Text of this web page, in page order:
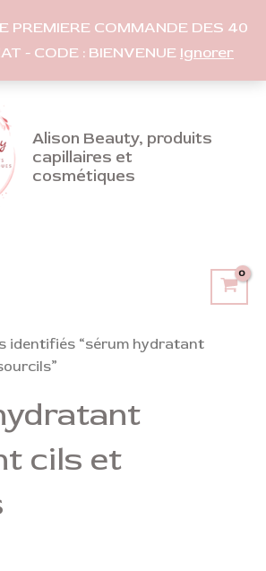
PREMIERE COMMANDE DES 40
- CODE : BIENVENUE Ignorer
Alison Beauty, produits
capillaires et
cosmétiques
identifiés “sérum hydratant
cils et